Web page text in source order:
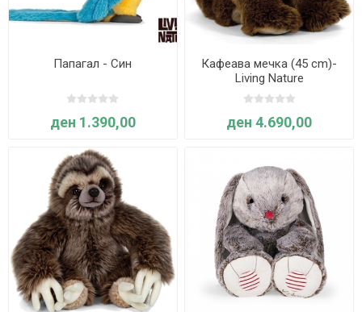
Папагал - Син
ден 1.390,00
Кафеава мечка (45 cm)-
Living Nature
ден 4.690,00